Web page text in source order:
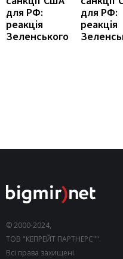
для РФ:
реакція
Зеленського
для РФ:
реакція
© 2000-2024,
ТОВ "КЕПРЕЙТ ПАРТНЕРС"".
Всі права захищені.